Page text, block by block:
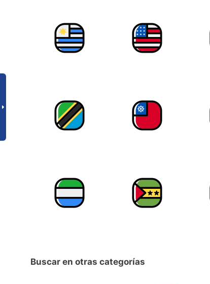
Buscar en otras categorías